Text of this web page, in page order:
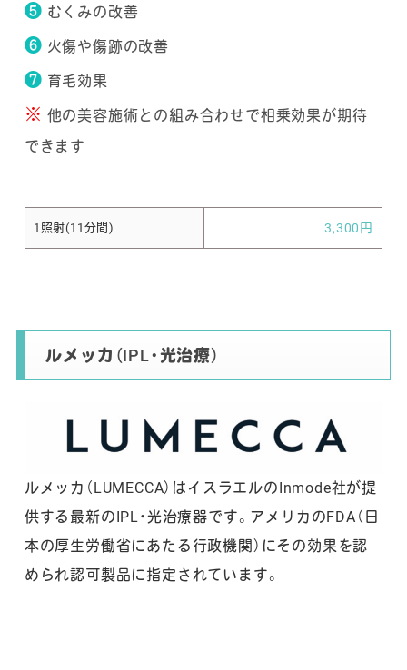
❺ むくみの改善
❻ 火傷や傷跡の改善
❼ 育毛効果
※ 他の美容施術との組み合わせで相乗効果が期待
できます
1照射(11分間) 3,300円
ルメッカ（IPL・光治療）
ルメッカ（LUMECCA）はイスラエルのInmode社が提
供する最新のIPL・光治療器です。アメリカのFDA（日
本の厚生労働省にあたる行政機関）にその効果を認
められ認可製品に指定されています。